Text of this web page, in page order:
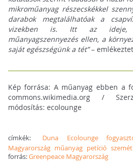
mikroműanyag részecskékkel
darabok megtalálhatóak a
vizekben is. Itt az ideje,
műanyagszennyezés ellen, a
saját egészségünk a tét”–
Kép forrása: A műanyag ebben a
commons.wikimedia.org /
módosítás: ecolounge
címkék: Duna Ecolounge
Magyarország műanyag petíció szemét
forrás:Greenpeace Magyarország